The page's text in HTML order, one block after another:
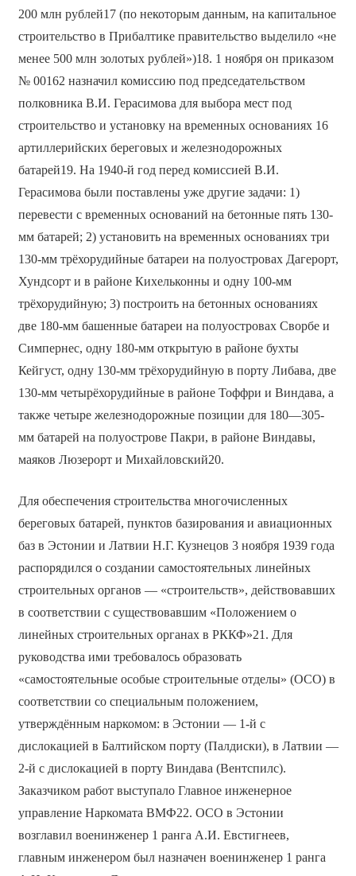
200 млн рублей17 (по некоторым данным, на капитальное
строительство в Прибалтике правительство выделило «не
менее 500 млн золотых рублей»)18. 1 ноября он приказом
№ 00162 назначил комиссию под председательством
полковника В.И. Герасимова для выбора мест под
строительство и установку на временных основаниях 16
артиллерийских береговых и железнодорожных
батарей19. На 1940-й год перед комиссией В.И.
Герасимова были поставлены уже другие задачи: 1)
перевести с временных оснований на бетонные пять 130-
мм батарей; 2) установить на временных основаниях три
130-мм трёхорудийные батареи на полуостровах Дагерорт,
Хундсорт и в районе Кихельконны и одну 100-мм
трёхорудийную; 3) построить на бетонных основаниях
две 180-мм башенные батареи на полуостровах Сворбе и
Симпернес, одну 180-мм открытую в районе бухты
Кейгуст, одну 130-мм трёхорудийную в порту Либава, две
130-мм четырёхорудийные в районе Тоффри и Виндава, а
также четыре железнодорожные позиции для 180—305-
мм батарей на полуострове Пакри, в районе Виндавы,
маяков Люзерорт и Михайловский20.
Для обеспечения строительства многочисленных
береговых батарей, пунктов базирования и авиационных
баз в Эстонии и Латвии Н.Г. Кузнецов 3 ноября 1939 года
распорядился о создании самостоятельных линейных
строительных органов — «строительств», действовавших
в соответствии с существовавшим «Положением о
линейных строительных органах в РККФ»21. Для
руководства ими требовалось образовать
«самостоятельные особые строительные отделы» (ОСО) в
соответствии со специальным положением,
утверждённым наркомом: в Эстонии — 1-й с
дислокацией в Балтийском порту (Палдиски), в Латвии —
2-й с дислокацией в порту Виндава (Вентспилс).
Заказчиком работ выступало Главное инженерное
управление Наркомата ВМФ22. ОСО в Эстонии
возглавил военинженер 1 ранга А.И. Евстигнеев,
главным инженером был назначен военинженер 1 ранга